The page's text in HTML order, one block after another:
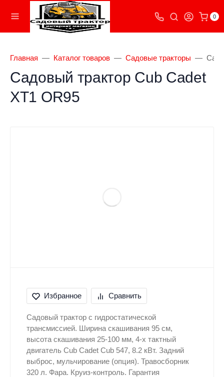
0
Главная Каталог товаров Садовые тракторы
Садовый трактор Cub Cadet
XT1 OR95
Избранное Сравнить
Садовый трактор с гидростатической
трансмиссией. Ширина скашивания 95 см,
высота скашивания 25-100 мм, 4-х тактный
двигатель Cub Cadet Cub 547, 8.2 кВт. Задний
выброс, мульчирование (опция). Травосборник
320 л. Фара. Круиз-контроль. Гарантия